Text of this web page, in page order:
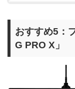
おすすめ5：
G PRO X」